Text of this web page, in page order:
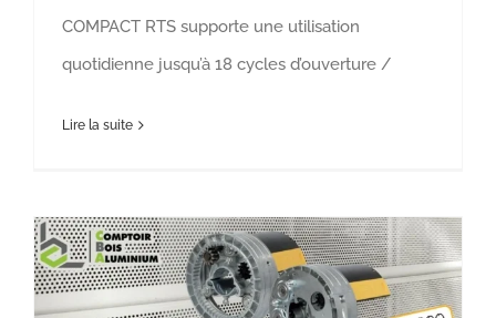
COMPACT RTS supporte une utilisation
quotidienne jusqu’à 18 cycles d’ouverture /
Lire la suite